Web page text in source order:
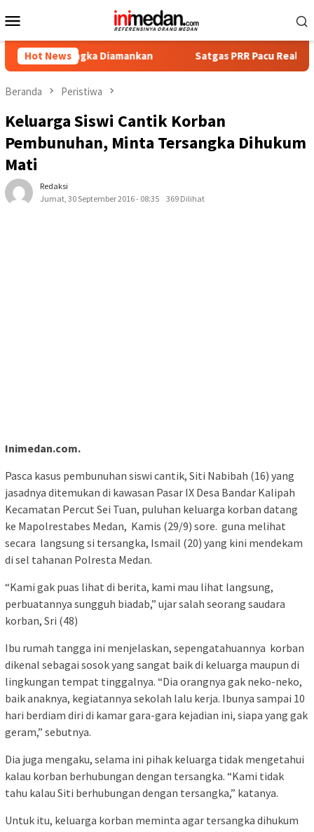
ke
Mobile
Hot News
Diamankan Satgas PRR Pacu Realisasi
Beranda Peristiwa
Keluarga Siswi Cantik Korban
Pembunuhan, Minta Tersangka Dihukum
Mati
Redaksi
Jumat, 30 September 2016 - 08:35
369 Dilihat
Inimedan.com.
Pasca kasus pembunuhan siswi cantik, Siti Nabibah (16) yang
jasadnya ditemukan di kawasan Pasar IX Desa Bandar Kalipah
Kecamatan Percut Sei Tuan, puluhan keluarga korban datang
ke Mapolrestabes Medan, Kamis (29/9) sore. guna melihat
secara langsung si tersangka, Ismail (20) yang kini mendekam
di sel tahanan Polresta Medan.
“Kami gak puas lihat di berita, kami mau lihat langsung,
perbuatannya sungguh biadab,” ujar salah seorang saudara
korban, Sri (48)
Ibu rumah tangga ini menjelaskan, sepengatahuannya korban
dikenal sebagai sosok yang sangat baik di keluarga maupun di
lingkungan tempat tinggalnya. “Dia orangnya gak neko-neko,
baik anaknya, kegiatannya sekolah lalu kerja. Ibunya sampai 10
hari berdiam diri di kamar gara-gara kejadian ini, siapa yang gak
geram,” sebutnya.
Dia juga mengaku, selama ini pihak keluarga tidak mengetahui
kalau korban berhubungan dengan tersangka. “Kami tidak
tahu kalau Siti berhubungan dengan tersangka,” katanya.
Untuk itu, keluarga korban meminta agar tersangka dihukum